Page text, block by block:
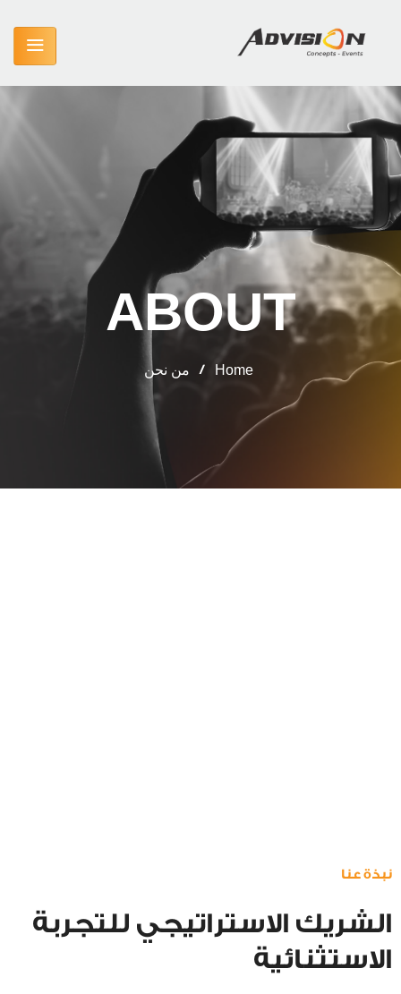
ABOUT
Home
/ من نحن
نبذة عنا
الشريك الاستراتيجي للتجربة
الاستثنائية